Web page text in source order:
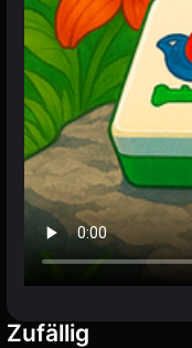
Zufällig